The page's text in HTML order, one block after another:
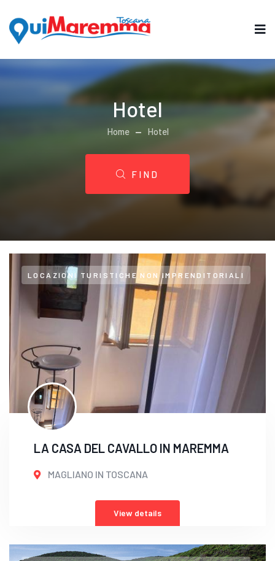
Hotel
Home Hotel
FIND
LOCAZIONI TURISTICHE NON IMPRENDITORIALI
LA CASA DEL CAVALLO IN MAREMMA
MAGLIANO IN TOSCANA
View details